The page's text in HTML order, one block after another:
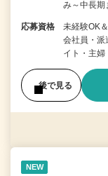
み～中長
応募資格
未経験OK
会社員・派
イト・主
後で見る
NEW